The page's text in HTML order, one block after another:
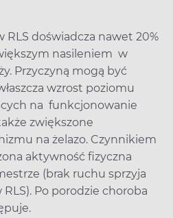
RLS doświadcza nawet 20%
nasileniem w
Przyczyną mogą być
wzrost poziomu
na funkcjonowanie
zwiększone
na żelazo. Czynnikiem
aktywność fizyczna
(brak ruchu sprzyja
Po porodzie choroba